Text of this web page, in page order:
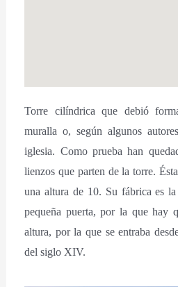
Torre cilíndrica que debió
muralla o, según algunos
iglesia. Como prueba han
lienzos que parten de la torre.
una altura de 10. Su fábrica es
pequeña puerta, por la que hay
altura, por la que se entraba
del siglo XIV.